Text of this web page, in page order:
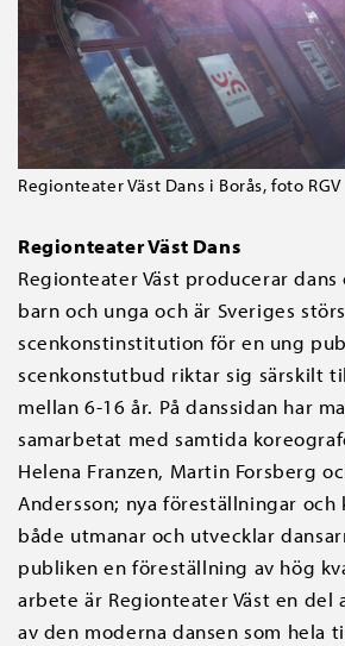
Regionteater Väst Dans i Borås, foto RGV
Regionteater Väst Dans
Regionteater Väst producerar
barn och unga och är Sveriges
scenkonstinstitution för en ung
scenkonstutbud riktar sig särskilt
mellan 6-16 år. På danssidan har
samarbetat med samtida
Helena Franzen, Martin Forsberg
Andersson; nya föreställningar och
både utmanar och utvecklar
publiken en föreställning av hög
arbete är Regionteater Väst en del
av den moderna dansen som hela